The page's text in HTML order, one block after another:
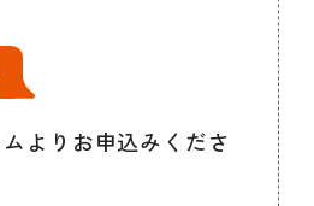
よりお申込みくださ